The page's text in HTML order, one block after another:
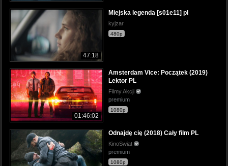
47:18
Miejska legenda [s01e11] pl
kyjzar
480p
01:46:02
Amsterdam Vice: Początek (2019)
Lektor PL
Filmy Akcji
premium
1080p
Odnajdę cię (2018) Cały film PL
KinoSwiat
premium
1080p